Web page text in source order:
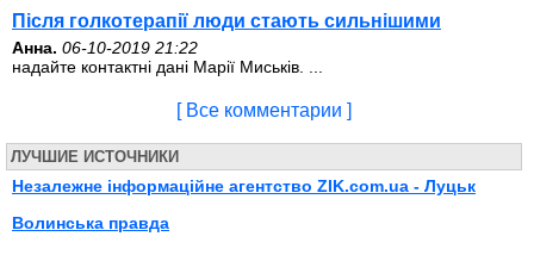
Після голкотерапії люди стають сильнішими
Анна. 06-10-2019 21:22
надайте контактні дані Марії Миськів. ...
[ Все комментарии ]
ЛУЧШИЕ ИСТОЧНИКИ
Незалежне інформаційне агентство ZIK.com.ua - Луцьк
Волинська правда